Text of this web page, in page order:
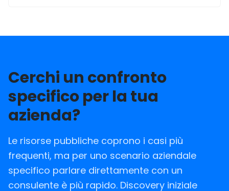
Cerchi un confronto
specifico per la tua
azienda?
Le risorse pubbliche coprono i casi più
frequenti, ma per uno scenario aziendale
specifico parlare direttamente con un
consulente è più rapido. Discovery iniziale